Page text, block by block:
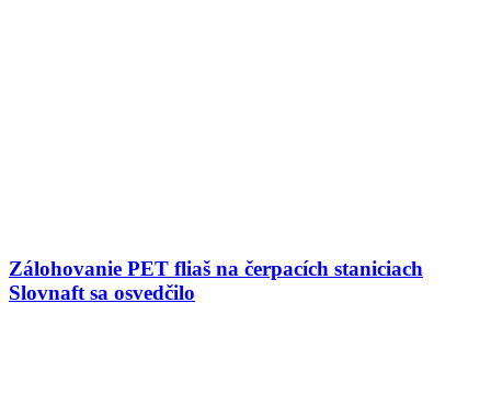
Zálohovanie PET fliaš na čerpacích staniciach
Slovnaft sa osvedčilo